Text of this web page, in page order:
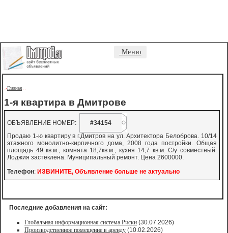
Меню
->Главная - -
1-я квартира в Дмитрове
ОБЪЯВЛЕНИЕ НОМЕР:
#34154
Продаю 1-ю квартиру в г.Дмитров на ул. Архитектора Белоброва. 10/14
этажного монолитно-кирпичного дома, 2008 года постройки. Общая
площадь 49 кв.м., комната 18,7кв.м., кухня 14,7 кв.м. С/у совместный.
Лоджия застеклена. Муниципальный ремонт. Цена 2600000.
Телефон: ИЗВИНИТЕ, Объявление больше не актуально
Последние добавления на сайт:
Глобальная информационная система Риски (30.07.2026)
Производственное помещение в аренду (10.02.2026)